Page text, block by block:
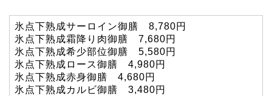
氷点下熟成サーロイン御膳 8,780円
氷点下熟成霜降り肉御膳 7,680円
氷点下熟成希少部位御膳 5,580円
氷点下熟成ロース御膳 4,980円
氷点下熟成赤身御膳 4,680円
氷点下熟成カルビ御膳 3,480円